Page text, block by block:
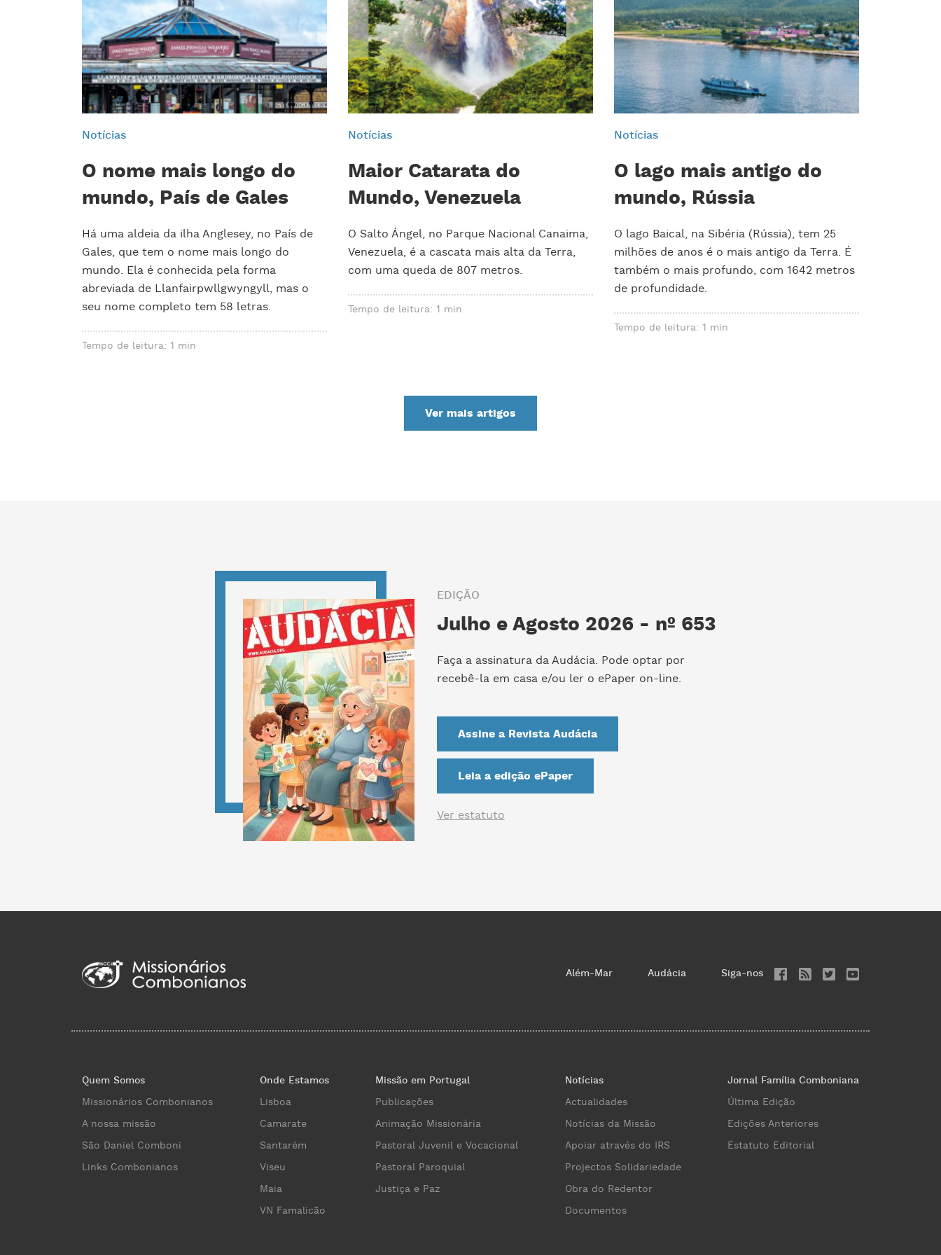
Notícias
O nome mais longo do
mundo, País de Gales
Há uma aldeia da ilha Anglesey, no País de
Gales, que tem o nome mais longo do
mundo. Ela é conhecida pela forma
abreviada de Llanfairpwllgwyngyll, mas o
seu nome completo tem 58 letras.
Tempo de leitura: 1 min
Notícias
Maior Catarata do
Mundo, Venezuela
O Salto Ángel, no Parque Nacional Canaima,
Venezuela, é a cascata mais alta da Terra,
com uma queda de 807 metros.
Tempo de leitura: 1 min
Notícias
O lago mais antigo do
mundo, Rússia
O lago Baical, na Sibéria (Rússia), tem 25
milhões de anos é o mais antigo da Terra. É
também o mais profundo, com 1642 metros
de profundidade.
Tempo de leitura: 1 min
Ver mais artigos
EDIÇÃO
Julho e Agosto 2026 - nº 653
Faça a assinatura da Audácia. Pode optar por
recebê-la em casa e/ou ler o ePaper on-line.
Assine a Revista Audácia
Leia a edição ePaper
Ver estatuto
Além-Mar Audácia Siga-nos
Quem Somos
Missionários Combonianos
A nossa missão
São Daniel Comboni
Links Combonianos
Onde Estamos
Lisboa
Camarate
Santarém
Viseu
Maia
VN Famalicão
Missão em Portugal
Publicações
Animação Missionária
Pastoral Juvenil e Vocacional
Pastoral Paroquial
Justiça e Paz
Notícias
Actualidades
Notícias da Missão
Apoiar através do IRS
Projectos Solidariedade
Obra do Redentor
Documentos
Jornal Família Comboniana
Última Edição
Edições Anteriores
Estatuto Editorial